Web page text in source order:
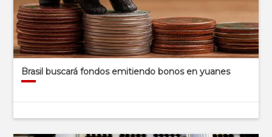
Brasil buscará fondos emitiendo bonos en yuanes